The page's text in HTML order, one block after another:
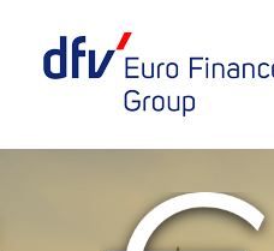
Events 2026/2027